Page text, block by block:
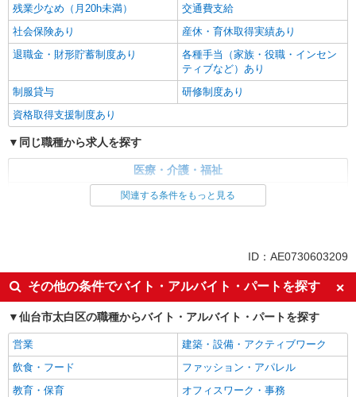
残業少なめ（月20h未満）
交通費支給
社会保険あり
産休・育休取得実績あり
退職金・財形貯蓄制度あり
各種手当（家族・役職・インセン
ティブなど）あり
制服貸与
研修制度あり
資格取得支援制度あり
同じ職種から求人を探す
医療・介護・福祉
看護師・保健師・看護助手・助産師
ボーナス・賞与あり
車通勤OK
交通費支給
社会保険あり
産休・育休取得実績あり
関連する条件をもっと見る
ID：AE0730603209
その他の条件でバイト・アルバイト・パートを探す
仙台市太白区の職種からバイト・アルバイト・パートを探す
営業
建築・設備・アクティブワーク
飲食・フード
ファッション・アパレル
教育・保育
オフィスワーク・事務